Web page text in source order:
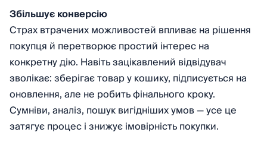
Збільшує конверсію
Страх втрачених можливостей впливає на рішення
покупця й перетворює простий інтерес на
конкретну дію. Навіть зацікавлений відвідувач
зволікає: зберігає товар у кошику, підписується на
оновлення, але не робить фінального кроку.
Сумніви, аналіз, пошук вигідніших умов — усе це
затягує процес і знижує імовірність покупки.